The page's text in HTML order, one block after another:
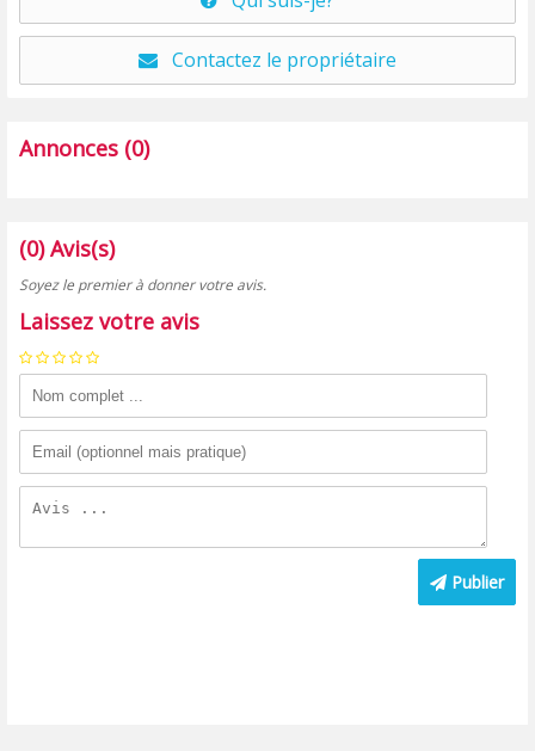
Contactez le propriétaire
Annonces (0)
(0) Avis(s)
Soyez le premier à donner votre avis.
Laissez votre avis
Publier